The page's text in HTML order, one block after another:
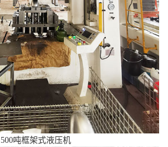
500吨框架式液压机